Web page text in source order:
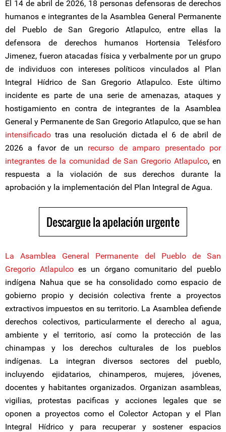
El 14 de abril de 2026, 18 personas defensoras de derechos
humanos e integrantes de la Asamblea General Permanente
del Pueblo de San Gregorio Atlapulco, entre ellas la
defensora de derechos humanos Hortensia Telésforo
Jimenez, fueron atacadas física y verbalmente por un grupo
de individuos con intereses políticos vinculados al Plan
Integral Hídrico de San Gregorio Atlapulco. Este último
incidente es parte de una serie de amenazas, ataques y
hostigamiento en contra de integrantes de la Asamblea
General y Permanente de San Gregorio Atlapulco, que se han
intensificado tras una resolución dictada el 6 de abril de
2026 a favor de un recurso de amparo presentado por
integrantes de la comunidad de San Gregorio Atlapulco, en
respuesta a la violación de sus derechos durante la
aprobación y la implementación del Plan Integral de Agua.
Descargue la apelación urgente
La Asamblea General Permanente del Pueblo de San
Gregorio Atlapulco es un órgano comunitario del pueblo
indígena Nahua que se ha consolidado como espacio de
gobierno propio y decisión colectiva frente a proyectos
extractivos impuestos en su territorio. La Asamblea defiende
derechos colectivos, particularmente el derecho al agua,
ambiente y el territorio, así como la protección de las
chinampas y los derechos culturales de los pueblos
indígenas. La integran diversos sectores del pueblo,
incluyendo ejidatarios, chinamperos, mujeres, jóvenes,
docentes y habitantes organizados. Organizan asambleas,
vigilias, protestas pacificas y acciones legales que se
oponen a proyectos como el Colector Actopan y el Plan
Integral Hídrico y para recuperar y sostener espacios